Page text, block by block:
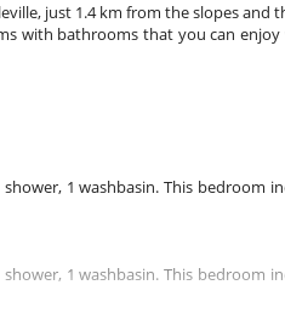
just 1.4 km from the slopes and
with bathrooms that you can
1 washbasin. This bedroom
1 washbasin. This bedroom